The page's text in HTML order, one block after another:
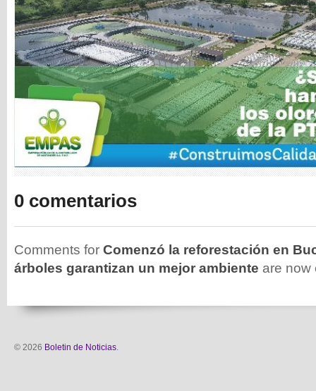
0 comentarios
Comments for Comenzó la reforestación en
árboles garantizan un mejor ambiente are now
© 2026 Boletin de Noticias.